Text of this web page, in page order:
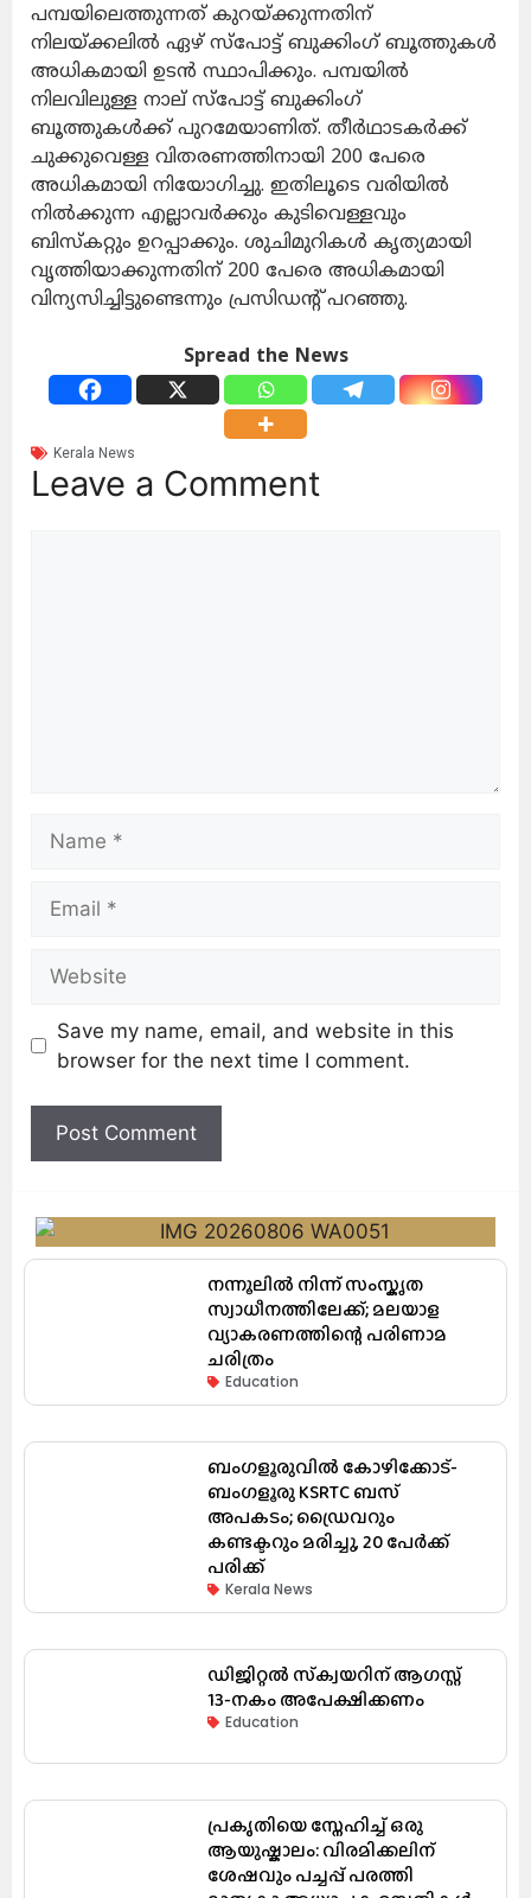
പമ്പയിലെത്തുന്നത് കുറയ്ക്കുന്നതിന്
നിലയ്ക്കലില്‍ ഏഴ് സ്‌പോട്ട് ബുക്കിംഗ് ബൂത്തുകള്‍
അധികമായി ഉടന്‍ സ്ഥാപിക്കും. പമ്പയില്‍
നിലവിലുള്ള നാല് സ്‌പോട്ട് ബുക്കിംഗ്
ബൂത്തുകള്‍ക്ക് പുറമേയാണിത്. തീര്‍ഥാടകര്‍ക്ക്
ചുക്കുവെള്ള വിതരണത്തിനായി 200 പേരെ
അധികമായി നിയോഗിച്ചു. ഇതിലൂടെ വരിയില്‍
നില്‍ക്കുന്ന എല്ലാവര്‍ക്കും കുടിവെള്ളവും
ബിസ്‌കറ്റും ഉറപ്പാക്കും. ശുചിമുറികള്‍ കൃത്യമായി
വൃത്തിയാക്കുന്നതിന് 200 പേരെ അധികമായി
വിന്യസിച്ചിട്ടുണ്ടെന്നും പ്രസിഡന്റ് പറഞ്ഞു.
Spread the News
Kerala News
Leave a Comment
Save my name, email, and website in this
browser for the next time I comment.
നന്നൂലിൽ നിന്ന് സംസ്കൃത
സ്വാധീനത്തിലേക്ക്; മലയാള
വ്യാകരണത്തിന്റെ പരിണാമ
ചരിത്രം
Education
ബംഗളൂരുവിൽ കോഴിക്കോട്-
ബംഗളൂരു KSRTC ബസ്
അപകടം; ഡ്രൈവറും
കണ്ടക്ടറും മരിച്ചു, 20 പേർക്ക്
പരിക്ക്
Kerala News
ഡിജിറ്റൽ സ്‌ക്വയറിന് ആഗസ്റ്റ്
13-നകം അപേക്ഷിക്കണം
Education
പ്രകൃതിയെ സ്നേഹിച്ച് ഒരു
ആയുഷ്കാലം: വിരമിക്കലിന്
ശേഷവും പച്ചപ്പ് പരത്തി